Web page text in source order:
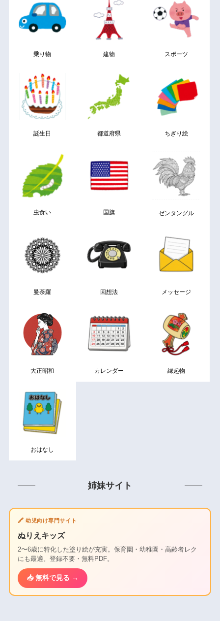
乗り物 建物 スポーツ
誕生日 都道府県 ちぎり絵
虫食い 国旗 ゼンタングル
曼荼羅 回想法 メッセージ
大正昭和 カレンダー 縁起物
おはなし
姉妹サイト
🖍️ 幼児向け専門サイト
ぬりえキッズ
2〜6歳に特化した塗り絵が充実。保育園・幼稚園・高齢者レク
にも最適。登録不要・無料PDF。
📥 無料で見る →